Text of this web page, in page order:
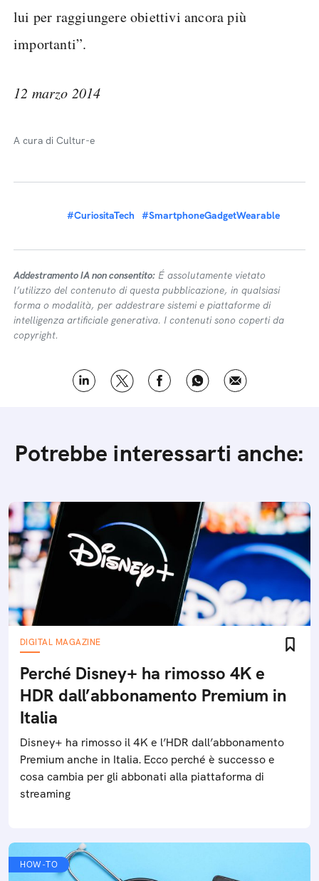
lui per raggiungere obiettivi ancora più
importanti”.
12 marzo 2014
A cura di Cultur-e
#CuriositaTech #SmartphoneGadgetWearable
Addestramento IA non consentito: É assolutamente vietato
l’utilizzo del contenuto di questa pubblicazione, in qualsiasi
forma o modalità, per addestrare sistemi e piattaforme di
intelligenza artificiale generativa. I contenuti sono coperti da
copyright.
Potrebbe interessarti anche:
DIGITAL MAGAZINE
Perché Disney+ ha rimosso 4K e
HDR dall’abbonamento Premium in
Italia
Disney+ ha rimosso il 4K e l’HDR dall’abbonamento
Premium anche in Italia. Ecco perché è successo e
cosa cambia per gli abbonati alla piattaforma di
streaming
HOW-TO